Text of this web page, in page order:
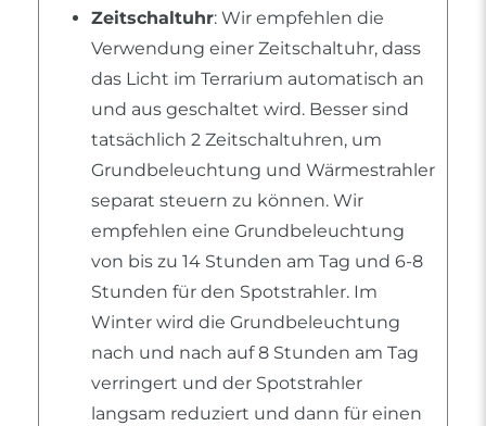
Zeitschaltuhr: Wir empfehlen die
Verwendung einer Zeitschaltuhr, dass
das Licht im Terrarium automatisch an
und aus geschaltet wird. Besser sind
tatsächlich 2 Zeitschaltuhren, um
Grundbeleuchtung und Wärmestrahler
separat steuern zu können. Wir
empfehlen eine Grundbeleuchtung
von bis zu 14 Stunden am Tag und 6-8
Stunden für den Spotstrahler. Im
Winter wird die Grundbeleuchtung
nach und nach auf 8 Stunden am Tag
verringert und der Spotstrahler
langsam reduziert und dann für einen